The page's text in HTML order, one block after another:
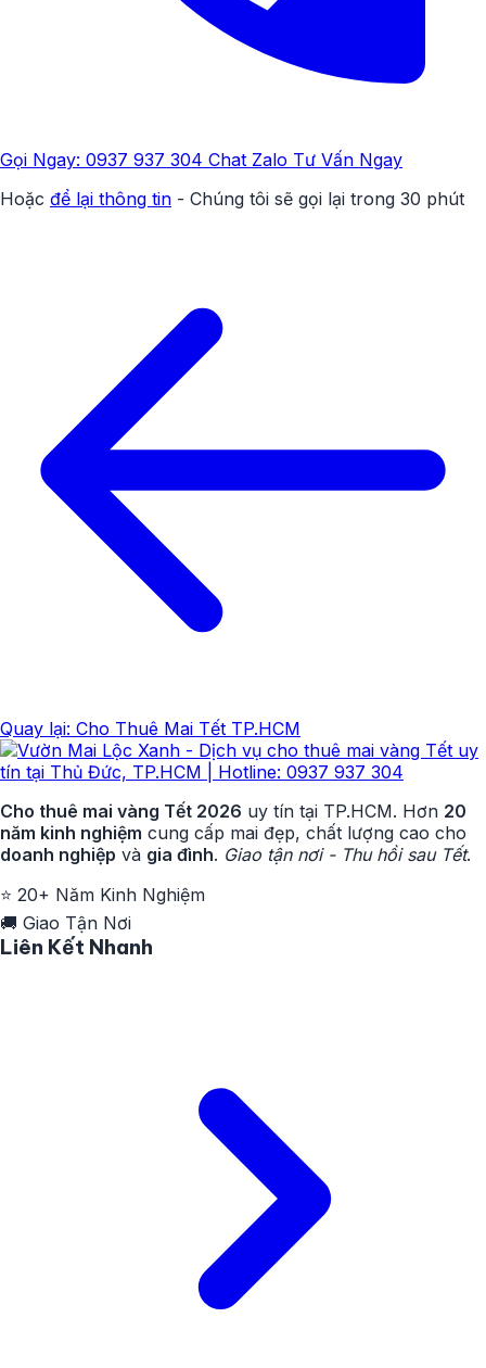
Gọi Ngay: 0937 937 304 Chat Zalo Tư Vấn Ngay
Hoặc để lại thông tin - Chúng tôi sẽ gọi lại trong 30 phút
Quay lại: Cho Thuê Mai Tết TP.HCM
Cho thuê mai vàng Tết 2026 uy tín tại TP.HCM. Hơn 20
năm kinh nghiệm cung cấp mai đẹp, chất lượng cao cho
doanh nghiệp và gia đình. Giao tận nơi - Thu hồi sau Tết.
⭐ 20+ Năm Kinh Nghiệm
🚚 Giao Tận Nơi
Liên Kết Nhanh